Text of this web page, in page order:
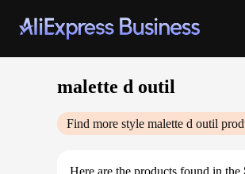
malette d outil
Find more style malette d outil
Here are the products found in the